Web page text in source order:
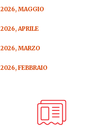
Efectos
Acidez,
Secreción
Dolor de
2026, MAGGIO
2026, APRILE
2026, MARZO
2026, FEBBRAIO